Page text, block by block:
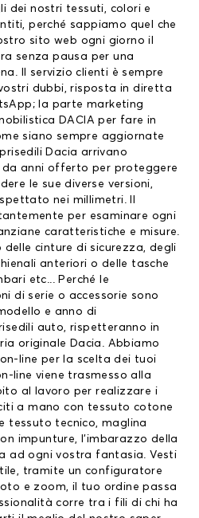
dei nostri tessuti, colori e
perché sappiamo quel che
sito web ogni giorno il
senza pausa per una
Il servizio clienti è sempre
dubbi, risposta in diretta
la parte marketing
DACIA per fare in
siano sempre aggiornate
Dacia arrivano
da anni offerto per proteggere
le sue diverse versioni,
nei millimetri. Il
per esaminare ogni
caratteristiche e misure.
cinture di sicurezza, degli
anteriori o delle tasche
etc... Perché le
di serie o accessorie sono
e anno di
auto, rispetteranno in
originale Dacia. Abbiamo
line per la scelta dei tuoi
line viene trasmesso alla
al lavoro per realizzare i
a mano con tessuto cotone
tessuto tecnico, maglina
impunture, l’imbarazzo della
ad ogni vostra fantasia. Vesti
tramite un configuratore
e zoom, il tuo ordine passa
corre tra i fili di chi ha